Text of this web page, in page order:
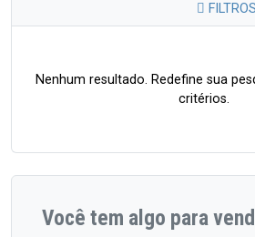
FILTROS
Nenhum resultado. Redefine sua
critérios.
Você tem algo para